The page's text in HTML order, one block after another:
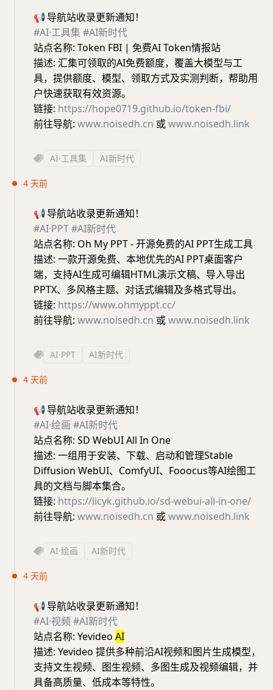
📢导航站收录更新通知！
#AI·工具集 #AI新时代
站点名称: Token FBI | 免费AI Token情报站
描述: 汇集可领取的AI免费额度，覆盖大模型与工
具，提供额度、模型、领取方式及实测判断，帮助用
户快速获取有效资源。
链接: https://hope0719.github.io/token-fbi/
前往导航: www.noisedh.cn 或www.noisedh.link
AI·工具集 AI新时代
4 天前
📢导航站收录更新通知！
#AI·PPT#AI新时代
站点名称: Oh My PPT - 开源免费的AI PPT生成工具
描述: 一款开源免费、本地优先的AI PPT桌面客户
端，支持AI生成可编辑HTML演示文稿、导入导出
PPTX、多风格主题、对话式编辑及多格式导出。
链接: https://www.ohmyppt.cc/
前往导航: www.noisedh.cn 或www.noisedh.link
AI·PPT AI新时代
4 天前
📢导航站收录更新通知！
#AI·绘画 #AI新时代
站点名称: SD WebUI All In One
描述: 一组用于安装、下载、启动和管理Stable
Diffusion WebUI、ComfyUI、Fooocus等AI绘图工
具的文档与脚本集合。
链接: https://licyk.github.io/sd-webui-all-in-one/
前往导航: www.noisedh.cn 或www.noisedh.link
AI·绘画 AI新时代
4 天前
📢导航站收录更新通知！
#AI·视频#AI新时代
站点名称: Yevideo AI
描述: Yevideo 提供多种前沿AI视频和图片生成模型，
支持文生视频、图生视频、多图生成及视频编辑，并
具备高质量、低成本等特性。